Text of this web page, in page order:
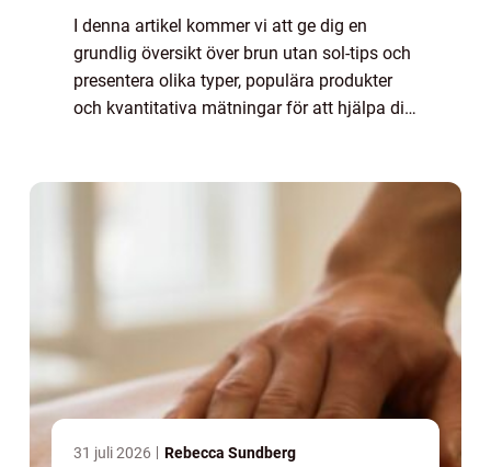
I denna artikel kommer vi att ge dig en
grundlig översikt över brun utan sol-tips och
presentera olika typer, populära produkter
och kvantitativa mätningar för att hjälpa dig
31 juli 2026 Rebecca Sundberg